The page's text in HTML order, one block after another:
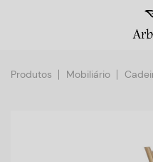
Produtos Mobiliário